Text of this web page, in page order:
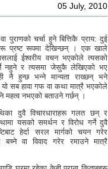
05 July, 2010
पुराणको चर्चा हुने बित्तिकै प्राय: दुई
प्रष्ट रूपमा देखिन्छन् । एक खाले
ईश्वरीय वचन भएकोले त्यसको
नहुने र त्यसमा जेसुकै लेखिएको भए
नै हुन्छ भन्ने मान्यता राख्छन् भने
यो सब हावा गफ वा कथा मात्रै भएकोले
महत्व नभएको बताउने गर्छन् ।
दुवै विचारधाराहरू गलत छन् र
यसको समर्थन र विरोध गर्ने दुवै
हेर्दा सरल मार्गको चयन गरेर
बच्ने वा विवाद गरेर रमाउने मात्रै